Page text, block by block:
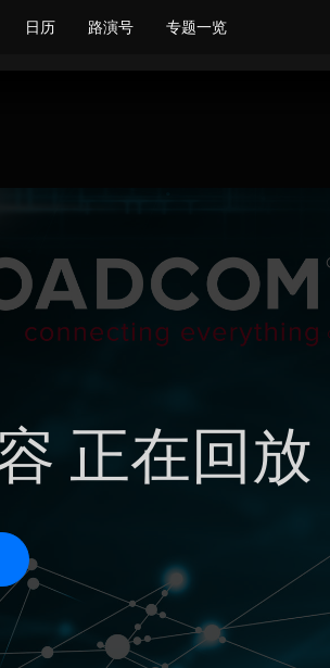
日历 路演号 专题一览
正在回放
字
上传 上传 请上传.jpg、.png、.gif格式